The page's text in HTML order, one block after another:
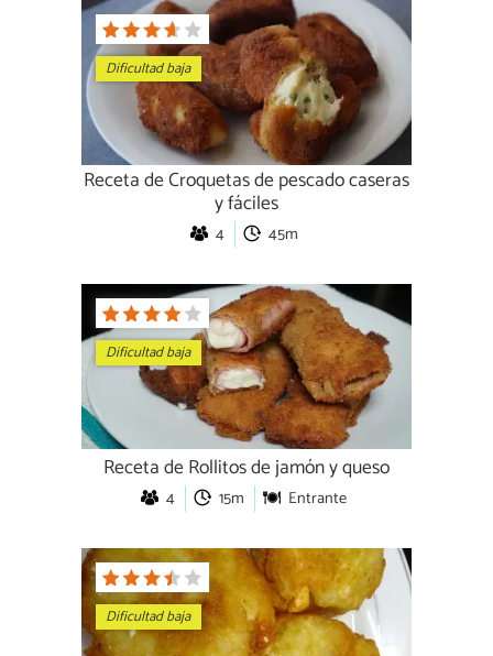
Dificultad baja
Receta de Croquetas de pescado caseras
y fáciles
4 45m
Dificultad baja
Receta de Rollitos de jamón y queso
4 15m Entrante
Dificultad baja